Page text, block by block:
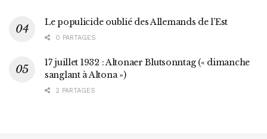
Le populicide oublié des Allemands de l’Est
0 PARTAGES
17 juillet 1932 : Altonaer Blutsonntag (« dimanche
sanglant à Altona »)
2 PARTAGES